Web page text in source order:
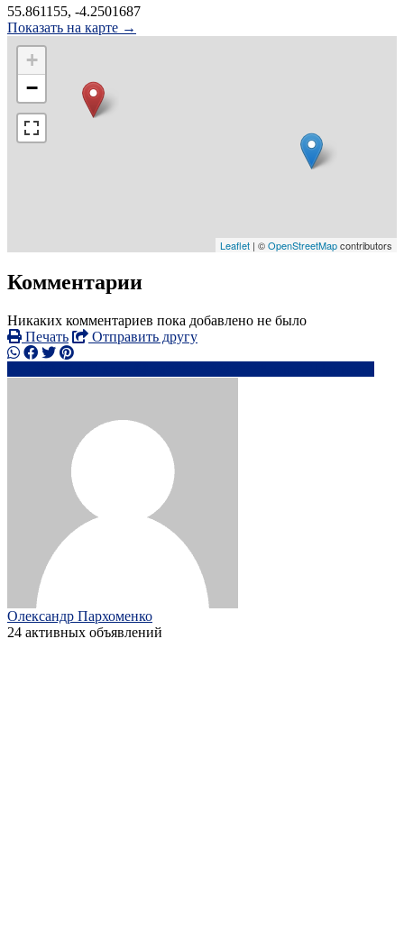
55.861155, -4.2501687
Показать на карте →
+
−
Leaflet | ©OpenStreetMapcontributors
Комментарии
Никаких комментариев пока добавлено не было
Печать
Отправить другу
Олександр Пархоменко
24 активных объявлений